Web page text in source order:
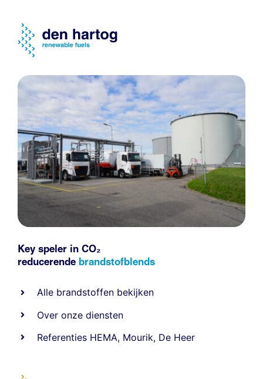
Key speler in CO₂
reducerende brandstofblends
Alle brandstoffen bekijken
Over onze diensten
Referenties HEMA, Mourik, De Heer